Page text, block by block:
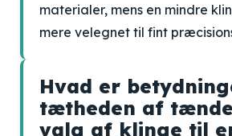
materialer, mens en mindre
mere velegnet til fint
Hvad er
tætheden af
valg af klinge til